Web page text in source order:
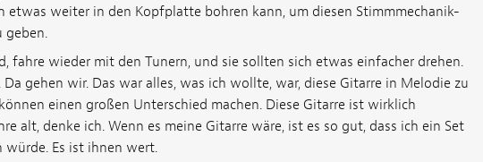
weiter in den Kopfplatte bohren kann, um diesen Stimmmechanik-
geben.
fahre wieder mit den Tunern, und sie sollten sich etwas einfacher drehen.
gehen wir. Das war alles, was ich wollte, war, diese Gitarre in Melodie zu
einen großen Unterschied machen. Diese Gitarre ist wirklich
alt, denke ich. Wenn es meine Gitarre wäre, ist es so gut, dass ich ein Set
würde. Es ist ihnen wert.